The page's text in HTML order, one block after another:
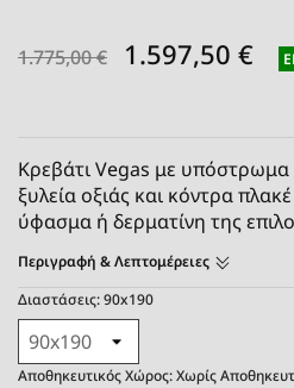
1.775,00 € 1.597,50 €
Κρεβάτι Vegas με
ξυλεία οξιάς και κόντρα
ύφασμα ή δερματίνη της
Περιγραφή & Λεπτομέρειες
Διαστάσεις: 90x190
Αποθηκευτικός Χώρος: Χωρίς